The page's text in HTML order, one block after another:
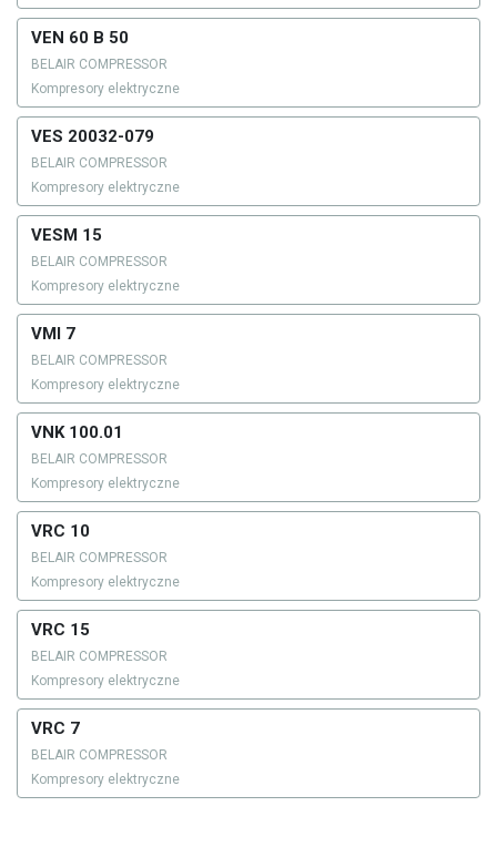
VEN 60 B 50
BELAIR COMPRESSOR
Kompresory elektryczne
VES 20032-079
BELAIR COMPRESSOR
Kompresory elektryczne
VESM 15
BELAIR COMPRESSOR
Kompresory elektryczne
VMI 7
BELAIR COMPRESSOR
Kompresory elektryczne
VNK 100.01
BELAIR COMPRESSOR
Kompresory elektryczne
VRC 10
BELAIR COMPRESSOR
Kompresory elektryczne
VRC 15
BELAIR COMPRESSOR
Kompresory elektryczne
VRC 7
BELAIR COMPRESSOR
Kompresory elektryczne